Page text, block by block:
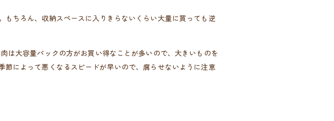
もちろん、収納スペースに入りきらないくらい大量に買っても逆
は大容量パックの方がお買い得なことが多いので、大きいものを
によって悪くなるスピードが早いので、腐らせないように注意